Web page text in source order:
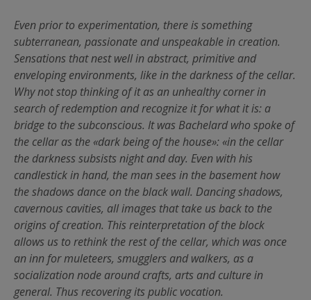
Even prior to experimentation, there is something
subterranean, passionate and unspeakable in creation.
Sensations that nest well in abstract, primitive and
enveloping environments, like in the darkness of the cellar.
Why not stop thinking of it as an unhealthy corner in
search of redemption and recognize it for what it is: a
bridge to the subconscious. It was Bachelard who spoke of
the cellar as the «dark being of the house»: «in the cellar
the darkness subsists night and day. Even with his
candlestick in hand, the man sees in the basement how
the shadows dance on the black wall. Dancing shadows,
cavernous cavities, all images that take us back to the
origins of creation. This reinterpretation of the block
allows us to rethink the rest of the cellar, which was once
an inn for muleteers, smugglers and walkers, as a
socialization node around crafts, arts and culture in
general. Thus recovering its public vocation.